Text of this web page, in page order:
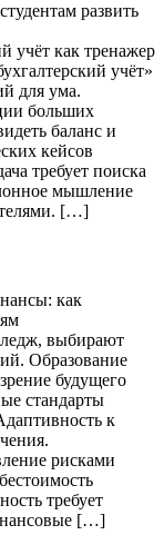
развить
учёт как тренажер
учёт»
для ума.
больших
баланс и
кейсов
требует поиска
мышление
[…]
как
выбирают
Образование
будущего
стандарты
к
рисками
требует
[…]